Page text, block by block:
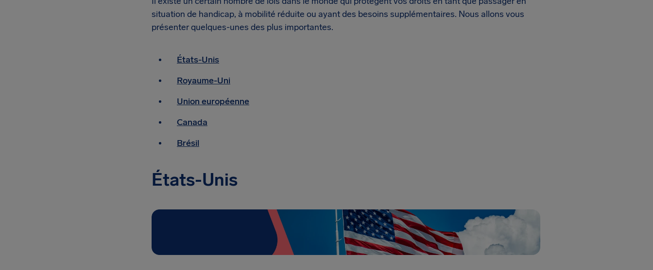
situation de handicap, à mobilité réduite ou ayant des besoins supplémentaires. Nous allons vous
présenter quelques-unes des plus importantes.
États-Unis
Royaume-Uni
Union européenne
Canada
Brésil
États-Unis